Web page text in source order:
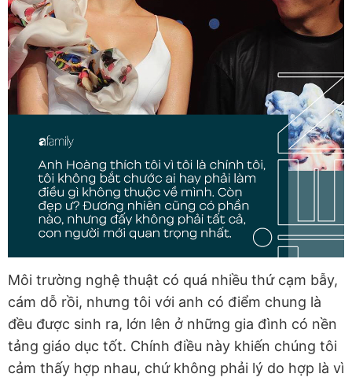
Môi trường nghệ thuật có quá nhiều thứ cạm bẫy,
cám dỗ rồi, nhưng tôi với anh có điểm chung là
đều được sinh ra, lớn lên ở những gia đình có nền
tảng giáo dục tốt. Chính điều này khiến chúng tôi
cảm thấy hợp nhau, chứ không phải lý do hợp là vì